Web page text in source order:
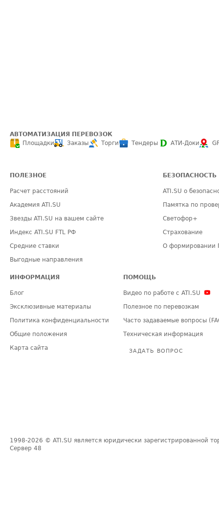
АВТОМАТИЗАЦИЯ ПЕРЕВОЗОК
Площадки
Заказы Торги Тендеры АТИ-Доки
ПОЛЕЗНОЕ
Расчет расстояний
Академия ATI.SU
Звезды ATI.SU на вашем сайте
Индекс ATI.SU FTL РФ
Средние ставки
Выгодные направления
БЕЗОПАСНОСТЬ
ATI.SU о
Памятка по
Светофор+
Страхование
О формировании
ИНФОРМАЦИЯ
Блог
Эксклюзивные материалы
Политика конфиденциальности
Общие положения
Карта сайта
ПОМОЩЬ
Видео по работе с ATI.SU
Полезное по перевозкам
Часто задаваемые вопросы
Техническая информация
ЗАДАТЬ ВОПРОС
1998-2026 © ATI.SU является юридически зарегистрированной
Сервер 48